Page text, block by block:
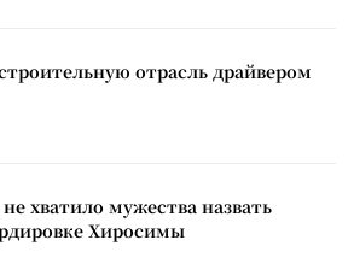
отрасль драйвером
хватило мужества назвать
Хиросимы